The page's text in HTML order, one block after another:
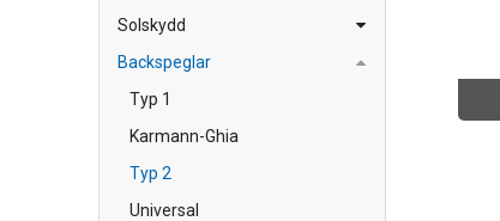
Solskydd
Backspeglar
Typ 1
Karmann-Ghia
Typ 2
Universal